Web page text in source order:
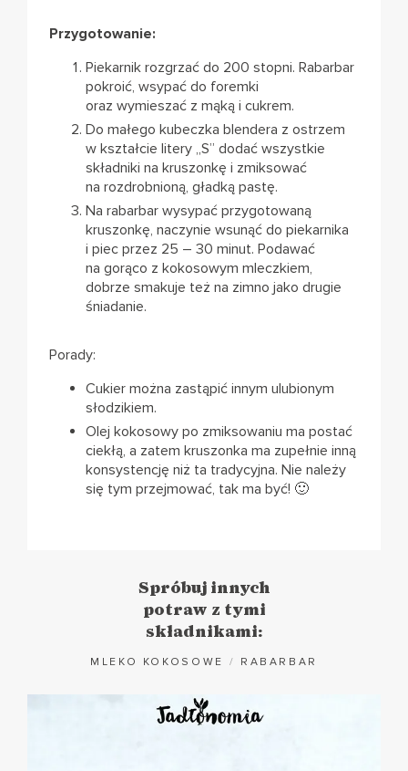
Przygotowanie:
Piekarnik rozgrzać do 200 stopni. Rabarbar
pokroić, wsypać do foremki
oraz wymieszać z mąką i cukrem.
Do małego kubeczka blendera z ostrzem
w kształcie litery „S” dodać wszystkie
składniki na kruszonkę i zmiksować
na rozdrobnioną, gładką pastę.
Na rabarbar wysypać przygotowaną
kruszonkę, naczynie wsunąć do piekarnika
i piec przez 25 – 30 minut. Podawać
na gorąco z kokosowym mleczkiem,
dobrze smakuje też na zimno jako drugie
śniadanie.
Porady:
Cukier można zastąpić innym ulubionym
słodzikiem.
Olej kokosowy po zmiksowaniu ma postać
ciekłą, a zatem kruszonka ma zupełnie inną
konsystencję niż ta tradycyjna. Nie należy
się tym przejmować, tak ma być! 🙂
Spróbuj innych
potraw z tymi
składnikami:
MLEKO KOKOSOWE / RABARBAR